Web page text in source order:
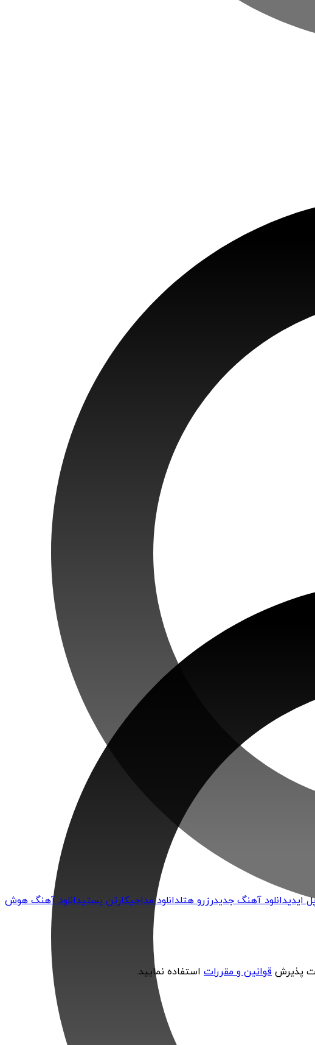
ایدیدانلود آهنگ جدیدرزرو هتلدانلود مداحیکارتن پستیدانلود آهنگ هوش
پذیرش قوانین و مقررات استفاده نمایید.